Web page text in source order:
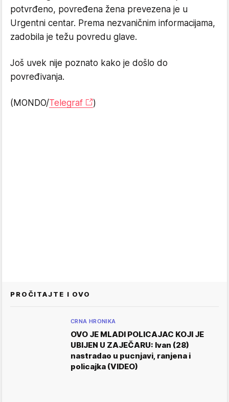
potvrđeno, povređena žena prevezena je u
Urgentni centar. Prema nezvaničnim informacijama,
zadobila je težu povredu glave.
Još uvek nije poznato kako je došlo do
povređivanja.
(MONDO/Telegraf )
PROČITAJTE I OVO
CRNA HRONIKA
OVO JE MLADI POLICAJAC KOJI JE
UBIJEN U ZAJEČARU: Ivan (28)
nastradao u pucnjavi, ranjena i
policajka (VIDEO)